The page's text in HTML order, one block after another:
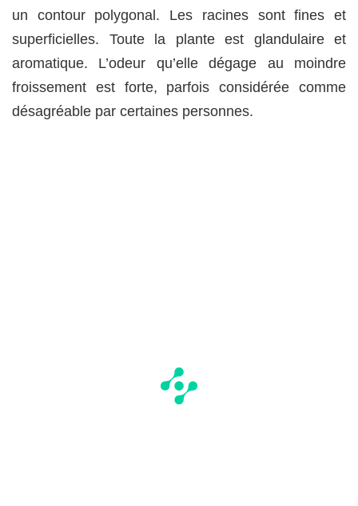
un contour polygonal. Les racines sont fines et
superficielles. Toute la plante est glandulaire et
aromatique. L’odeur qu’elle dégage au moindre
froissement est forte, parfois considérée comme
désagréable par certaines personnes.